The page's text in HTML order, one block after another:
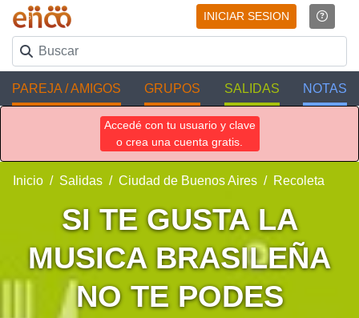
INICIAR SESION
PAREJA / AMIGOS GRUPOS SALIDAS NOTAS
Accedé con tu usuario y clave
o crea una cuenta gratis.
Inicio Salidas Ciudad de Buenos Aires Recoleta
SI TE GUSTA LA
MUSICA BRASILEÑA
NO TE PODES